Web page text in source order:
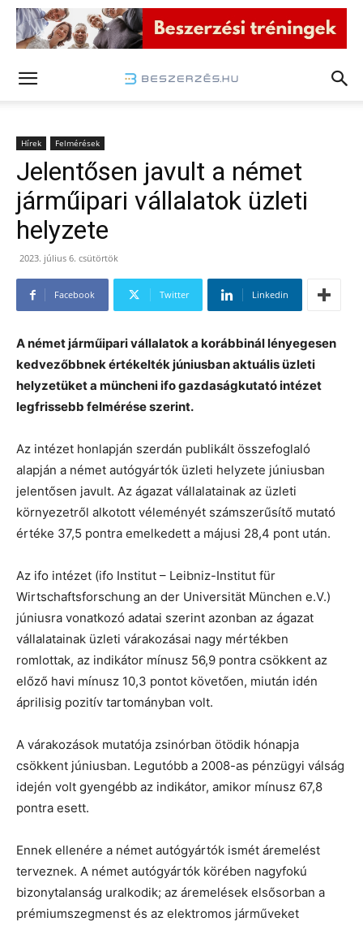
Hírek Felmérések
Jelentősen javult a német
járműipari vállalatok üzleti
helyzete
2023. július 6. csütörtök
Facebook Twitter Linkedin
A német járműipari vállalatok a korábbinál lényegesen
kedvezőbbnek értékelték júniusban aktuális üzleti
helyzetüket a müncheni ifo gazdaságkutató intézet
legfrissebb felmérése szerint.
Az intézet honlapján szerdán publikált összefoglaló
alapján a német autógyártók üzleti helyzete júniusban
jelentősen javult. Az ágazat vállalatainak az üzleti
környezetről alkotott véleményét számszerűsítő mutató
értéke 37,5 pontra emelkedett a májusi 28,4 pont után.
Az ifo intézet (ifo Institut – Leibniz-Institut für
Wirtschaftsforschung an der Universität München e.V.)
júniusra vonatkozó adatai szerint azonban az ágazat
vállalatainak üzleti várakozásai nagy mértékben
romlottak, az indikátor mínusz 56,9 pontra csökkent az
előző havi mínusz 10,3 pontot követően, miután idén
áprilisig pozitív tartományban volt.
A várakozások mutatója zsinórban ötödik hónapja
csökkent júniusban. Legutóbb a 2008-as pénzügyi válság
idején volt gyengébb az indikátor, amikor mínusz 67,8
pontra esett.
Ennek ellenére a német autógyártók ismét áremelést
terveznek. A német autógyártók körében nagyfokú
bizonytalanság uralkodik; az áremelések elsősorban a
prémiumszegmenst és az elektromos járműveket